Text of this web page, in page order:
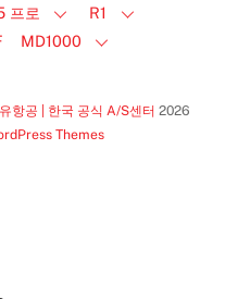
프로
R1
MD1000
항공 | 한국 공식 A/S센터 2026
Themes